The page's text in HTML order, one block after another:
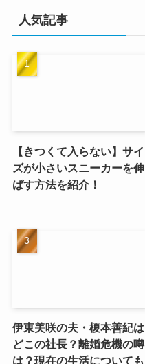
人気記事
【きつくて入らない】サイ
ズが小さいスニーカーを伸
ばす方法を紹介！
伊東美咲の夫・榎本善紀は
どこの社長？離婚危機の噂
は？現在の生活についても